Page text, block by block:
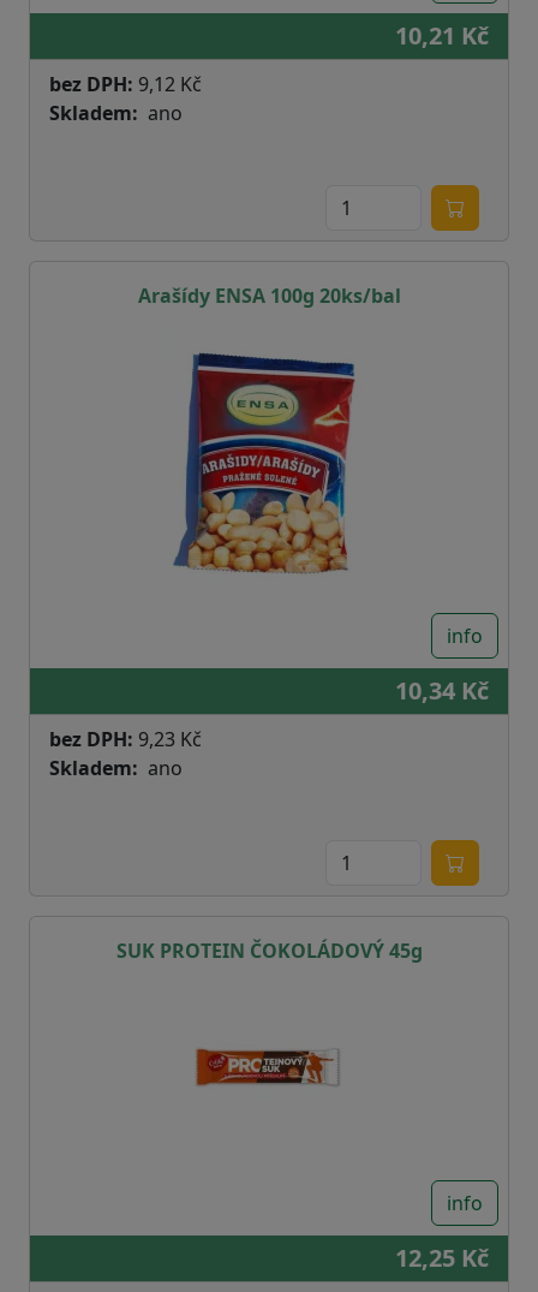
10,21 Kč
bez DPH: 9,12 Kč
Skladem
ano
Arašídy ENSA 100g 20ks/bal
info
10,34 Kč
bez DPH: 9,23 Kč
Skladem
ano
SUK PROTEIN ČOKOLÁDOVÝ 45g
info
12,25 Kč